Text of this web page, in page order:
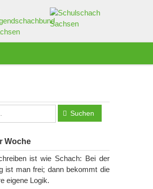
Suchen
Woche
ist wie Schach: Bei der
ist man frei; dann bekommt die
eigene Logik.